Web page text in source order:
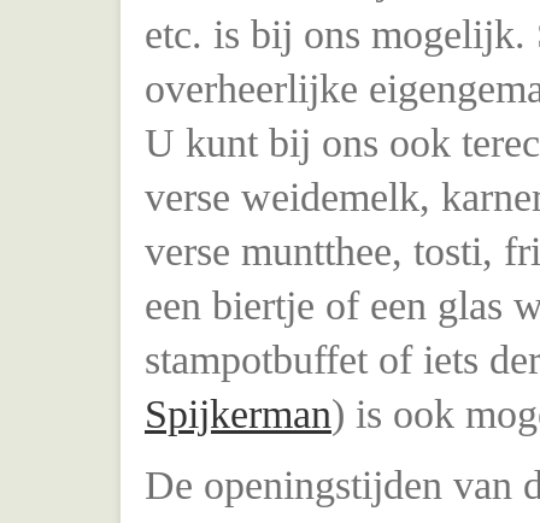
etc. is bij ons mogelijk.
overheerlijke
U kunt bij ons ook
verse weidemelk,
verse muntthee, tosti,
een biertje of een glas
stampotbuffet of iets
Spijkerman) is ook
De openingstijden van